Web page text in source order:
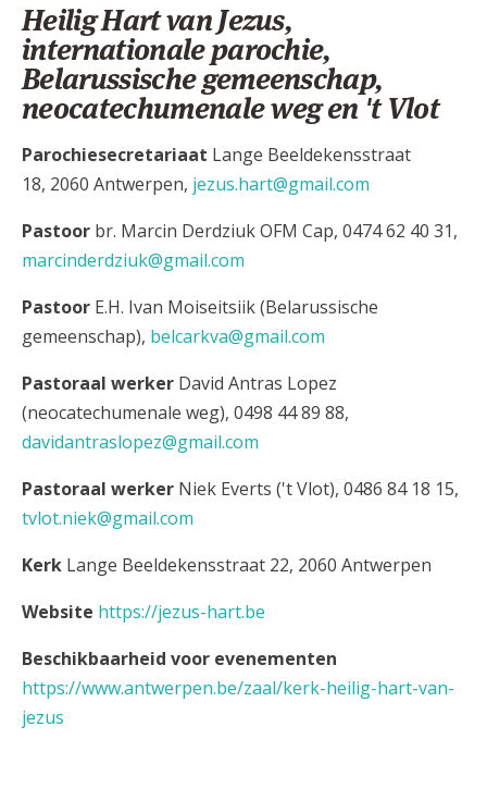
Heilig Hart van Jezus,
internationale parochie,
Belarussische gemeenschap,
neocatechumenale weg en 't Vlot
Parochiesecretariaat Lange Beeldekensstraat
18, 2060 Antwerpen, jezus.hart@gmail.com
Pastoor br. Marcin Derdziuk OFM Cap, 0474 62 40 31,
marcinderdziuk@gmail.com
Pastoor E.H. Ivan Moiseitsiik (Belarussische
gemeenschap), belcarkva@gmail.com
Pastoraal werker David Antras Lopez
(neocatechumenale weg), 0498 44 89 88,
davidantraslopez@gmail.com
Pastoraal werker Niek Everts ('t Vlot), 0486 84 18 15,
tvlot.niek@gmail.com
Kerk Lange Beeldekensstraat 22, 2060 Antwerpen
Website https://jezus-hart.be
Beschikbaarheid voor evenementen
https://www.antwerpen.be/zaal/kerk-heilig-hart-van-
jezus